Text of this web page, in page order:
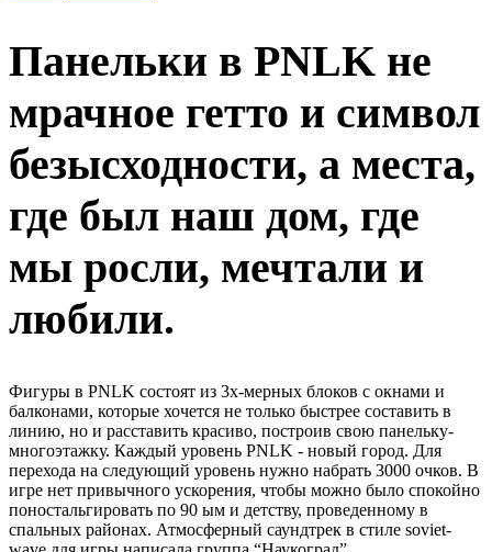
Панельки в PNLK не
мрачное гетто и символ
безысходности, а места,
где был наш дом, где
мы росли, мечтали и
любили.
Фигуры в PNLK состоят из 3х-мерных блоков с окнами и
балконами, которые хочется не только быстрее составить в
линию, но и расставить красиво, построив свою панельку-
многоэтажку. Каждый уровень PNLK - новый город. Для
перехода на следующий уровень нужно набрать 3000 очков. В
игре нет привычного ускорения, чтобы можно было спокойно
поностальгировать по 90 ым и детству, проведенному в
спальных районах. Атмосферный саундтрек в стиле soviet-